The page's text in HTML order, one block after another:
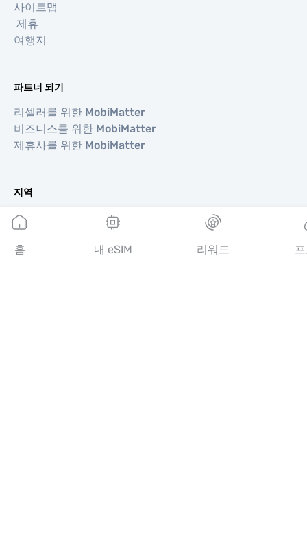
사이트맵
제휴
여행지
파트너 되기
리셀러를 위한 MobiMatter
비즈니스를 위한 MobiMatter
제휴사를 위한 MobiMatter
지역
유럽 eSIM
아시아 eSIM
아메리카 eSIM
홈 내 eSIM 리워드